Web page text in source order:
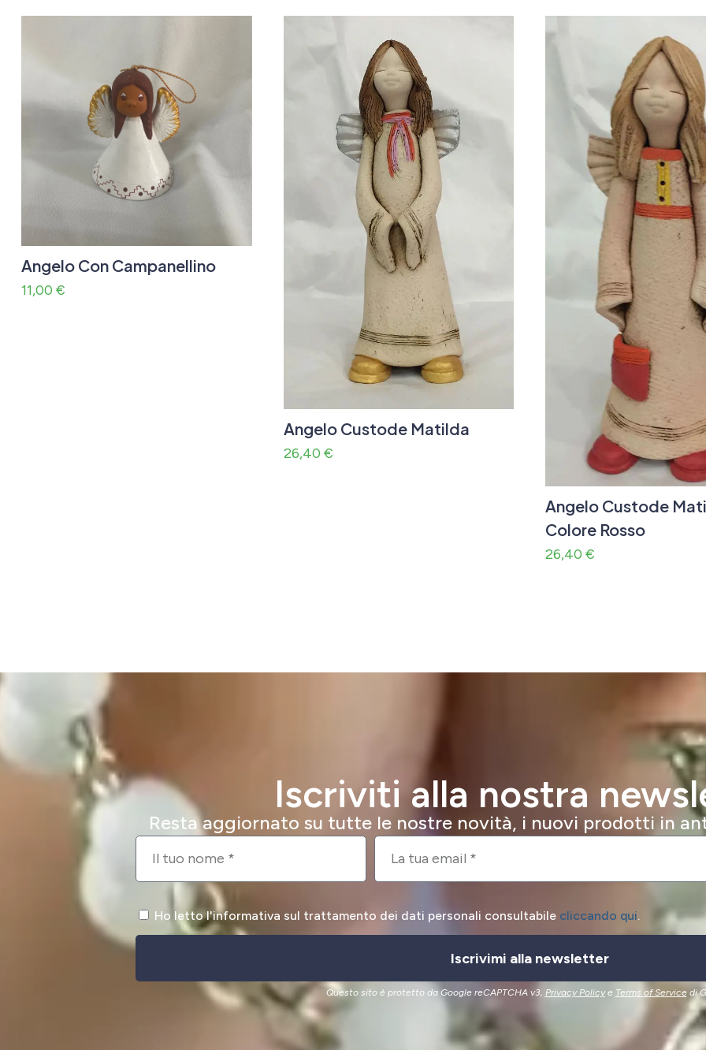
Angelo Con Campanellino
11,00 €
Angelo Custode Matilda
26,40 €
Angelo Custode
Colore Rosso
26,40 €
Iscriviti alla nostra
Resta aggiornato su tutte le nostre novità, i nuovi prodotti in
Ho letto l'informativa sul trattamento dei dati personali consultabile cliccando qui.
Iscrivimi alla newsletter
Questo sito è protetto da Google reCAPTCHA v3, Privacy Policye Terms of Servicedi